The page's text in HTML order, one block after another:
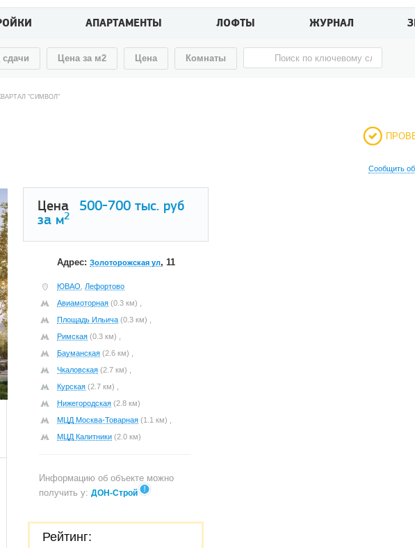
АПАРТАМЕНТЫ ЛОФТЫ ЖУРНАЛ
сдачи Цена за м2 Цена Комнаты
"СИМВОЛ"
Сообщить
Цена 500-700 тыс. руб
за м2
Адрес: Золоторожская ул, 11
ЮВАО
Лефортово
Авиамоторная (0.3 км) ,
Площадь Ильича (0.3 км) ,
Римская (0.3 км) ,
Бауманская (2.6 км) ,
Чкаловская (2.7 км) ,
Курская (2.7 км) ,
Нижегородская (2.8 км)
МЦД Москва-Товарная (1.1 км) ,
МЦД Калитники (2.0 км)
Информацию об объекте можно
получить у: ДОН-Строй
Рейтинг: